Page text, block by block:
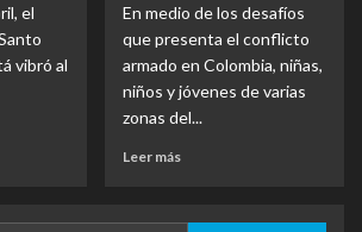
el
vibró al
En medio de los desafíos
que presenta el conflicto
armado en Colombia, niñas,
niños y jóvenes de varias
zonas del...
Leer más